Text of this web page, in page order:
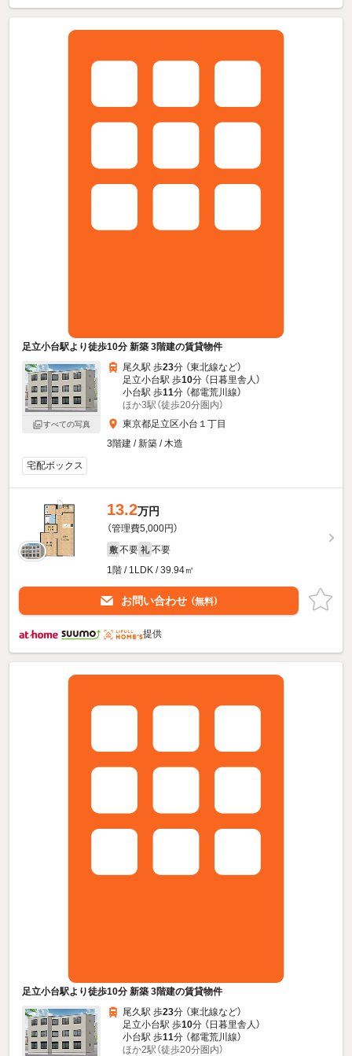
足立小台駅より徒歩10分 新築 3階建の賃貸物件
すべての写真
尾久駅 歩23分 （東北線など）
足立小台駅 歩10分 （日暮里舎人）
小台駅 歩11分 （都電荒川線）
ほか3駅（徒歩20分圏内）
東京都足立区小台１丁目
3階建 / 新築 / 木造
宅配ボックス
13.2万円
（管理費5,000円）
敷 不要 礼 不要
1階 / 1LDK / 39.94㎡
お問い合わせ （無料）
提供
足立小台駅より徒歩10分 新築 3階建の賃貸物件
尾久駅 歩23分 （東北線など）
足立小台駅 歩10分 （日暮里舎人）
小台駅 歩11分 （都電荒川線）
ほか2駅（徒歩20分圏内）